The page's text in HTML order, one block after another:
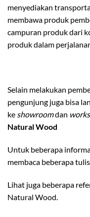
menyediakan
membawa produk
campuran produk dari
produk dalam
Selain melakukan
pengunjung juga bisa
ke showroomdan
Natural Wood
Untuk beberapa
membaca beberapa
Lihat juga beberapa
Natural Wood.